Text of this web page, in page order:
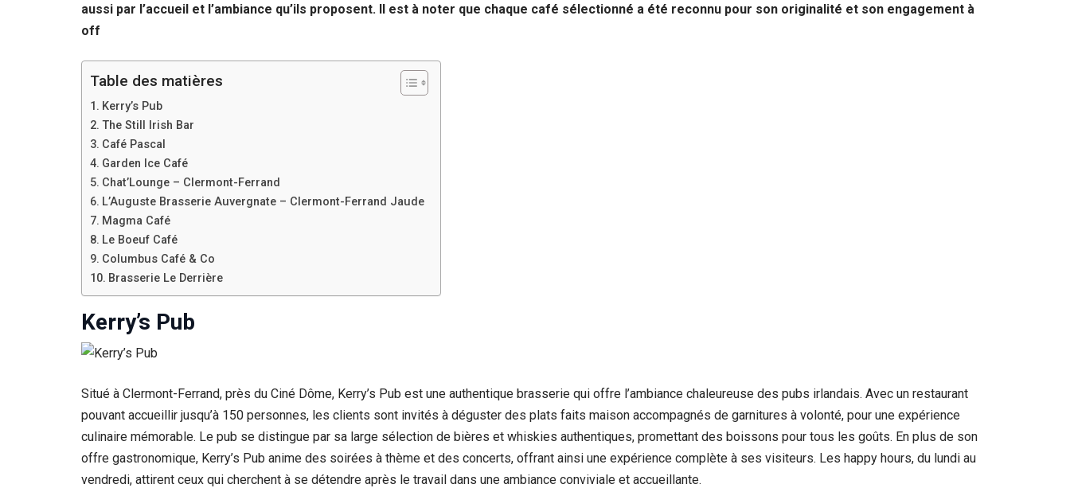
aussi par l’accueil et l’ambiance qu’ils proposent. Il est à noter que chaque café sélectionné a été reconnu pour son originalité et son engagement à
off
Table des matières
Kerry’s Pub
The Still Irish Bar
Café Pascal
Garden Ice Café
Chat’Lounge – Clermont-Ferrand
L’Auguste Brasserie Auvergnate – Clermont-Ferrand Jaude
Magma Café
Le Boeuf Café
Columbus Café & Co
Brasserie Le Derrière
Kerry’s Pub
Situé à Clermont-Ferrand, près du Ciné Dôme, Kerry’s Pub est une authentique brasserie qui offre l’ambiance chaleureuse des pubs irlandais. Avec un restaurant
pouvant accueillir jusqu’à 150 personnes, les clients sont invités à déguster des plats faits maison accompagnés de garnitures à volonté, pour une expérience
culinaire mémorable. Le pub se distingue par sa large sélection de bières et whiskies authentiques, promettant des boissons pour tous les goûts. En plus de son
offre gastronomique, Kerry’s Pub anime des soirées à thème et des concerts, offrant ainsi une expérience complète à ses visiteurs. Les happy hours, du lundi au
vendredi, attirent ceux qui cherchent à se détendre après le travail dans une ambiance conviviale et accueillante.